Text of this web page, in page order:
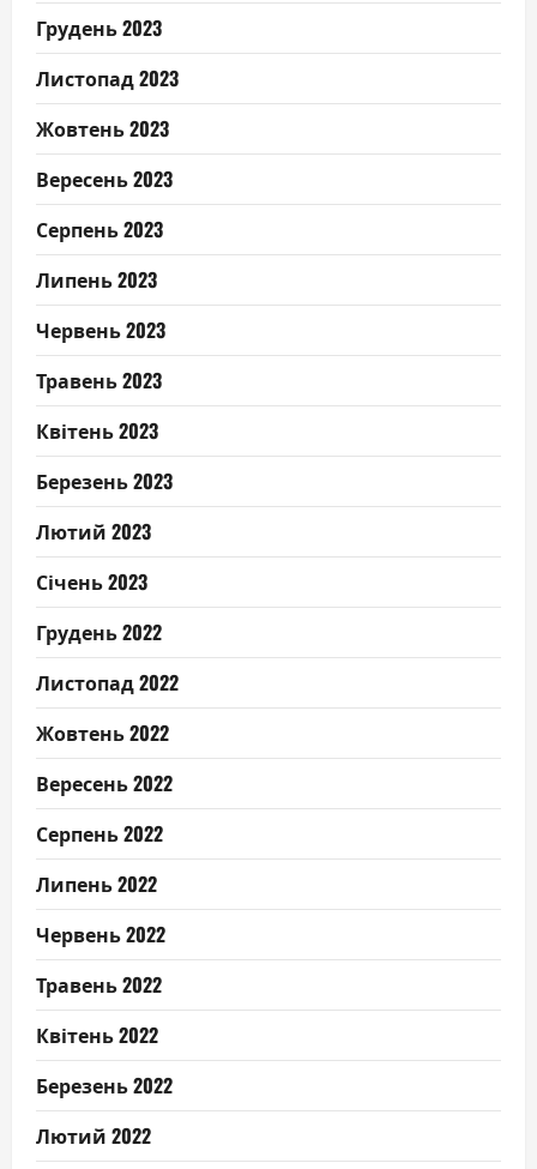
Грудень 2023
Листопад 2023
Жовтень 2023
Вересень 2023
Серпень 2023
Липень 2023
Червень 2023
Травень 2023
Квітень 2023
Березень 2023
Лютий 2023
Січень 2023
Грудень 2022
Листопад 2022
Жовтень 2022
Вересень 2022
Серпень 2022
Липень 2022
Червень 2022
Травень 2022
Квітень 2022
Березень 2022
Лютий 2022